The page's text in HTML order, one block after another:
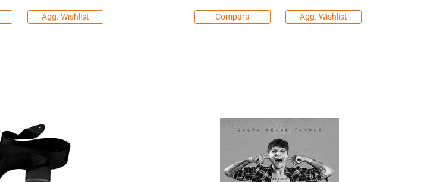
Agg. Wishlist Compara Agg. Wishlist